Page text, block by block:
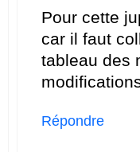
Pour cette
car il faut
tableau des
Répondre